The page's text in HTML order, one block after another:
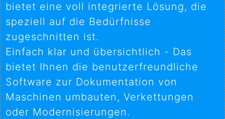
bietet eine voll integrierte Lösung, die
speziell auf die Bedürfnisse
zugeschnitten ist.
Einfach klar und übersichtlich - Das
bietet Ihnen die benutzerfreundliche
Software zur Dokumentation von
Maschinen umbauten, Verkettungen
oder Modernisierungen.